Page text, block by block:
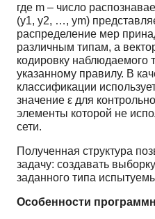
где m – число
(y1, y2, …, ym)
распределение мер
различным типам, а
кодировку наблюдаемого
указанному правилу. В
классификации
значение ε для
элементы которой не
сети.
Полученная структура
задачу: создавать
заданного типа
Особенности